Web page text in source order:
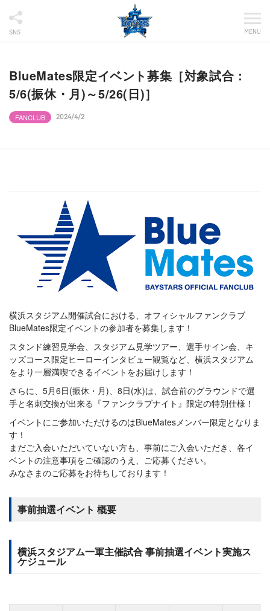
SNS MENU
BlueMates限定イベント募集［対象試合：
5/6(振休・月)～5/26(日)］
FANCLUB 2024/4/2
横浜スタジアム開催試合における、オフィシャルファンクラブ
BlueMates限定イベントの参加者を募集します！
スタンド練習見学会、スタジアム見学ツアー、選手サイン会、キ
ッズコース限定ヒーローインタビュー観覧など、横浜スタジアム
をより一層満喫できるイベントをお届けします！
さらに、5月6日(振休・月)、8日(水)は、試合前のグラウンドで選
手と名刺交換が出来る『ファンクラブナイト』限定の特別仕様！
イベントにご参加いただけるのはBlueMatesメンバー限定となりま
す！
まだご入会いただいていない方も、事前にご入会いただき、各イ
ベントの注意事項をご確認のうえ、ご応募ください。
みなさまのご応募をお待ちしております！
事前抽選イベント 概要
横浜スタジアム一軍主催試合 事前抽選イベント実施ス
ケジュール